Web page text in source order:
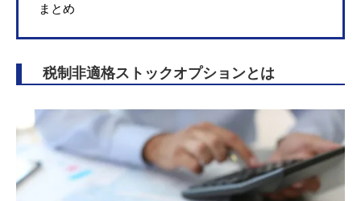
まとめ
税制非適格ストックオプションとは